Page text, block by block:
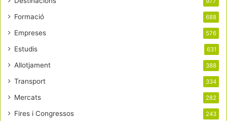
Formació 688
Empreses 576
Estudis 631
Allotjament 388
Transport 334
Mercats 282
Fires i Congressos 243